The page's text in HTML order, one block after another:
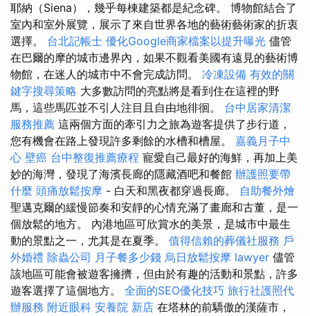
耶納（Siena），幾乎每棟建築都是紀念碑。 博物館結合了
室內和室外展覽，展示了來自世界各地的藝術藝術家的折衷
選擇。 台北記帳士 優化Google商家檔案以提升曝光 儘管
在巴爾的摩的城市邊界內，如果不觀看美國有遠見的藝術博
物館，在迷人的城市中不會完成訪問。 冷凍設備 有效的關
鍵字搜尋策略 大多數訪問的亮點將是看到住在這裡的野
馬，這些馬匹並不引人注目且自由地徘徊。 台中居家清潔
服務推薦 這兩個方面的牽引力之旅為遊客提供了步行道，
您有機會在路上發現許多剩餘的水槽和槽屋。 嘉義月子中
心 壁癌 台中整復推薦療程 寵愛自己最好的海鮮，再加上美
妙的海灣，發現了海濱長廊的隱藏酒吧和餐館 辦護照要帶
什麼 頭痛放鬆按摩 - 白天和黑夜都穿過長廊。 自助餐外燴
聖邁克爾的緩慢節奏和安靜的心情充滿了畫廊和古董，是一
個放鬆的地方。 內港地區可欣賞水的美景，是城市中最生
動的景點之一，尤其是在夏季。 值得信賴的葬儀社服務 戶
外婚禮 除蟲公司 月子餐多少錢 烏日放鬆按摩 lawyer 儘管
該地區可能會被遊客擁擠，但由於有趣的活動和景點，許多
遊客選擇了這個地方。 全面的SEO優化技巧 旅行社護照代
辦服務 附近眼科 安養院 新店 在塔林的前驕傲的漢薩市，